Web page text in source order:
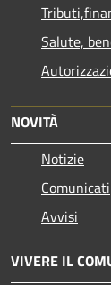
Salute,
NOVITÀ
Notizie
Comunicati
Avvisi
VIVERE IL